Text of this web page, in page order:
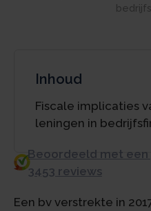
Inhoud
Fiscale implicaties
leningen in
Beoordeeld met een
3453 reviews
Een bv verstrekte in